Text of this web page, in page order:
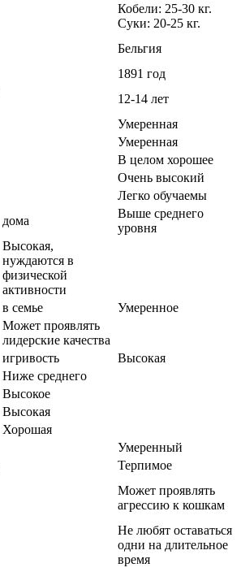
Кобели: 25-30 кг.
Суки: 20-25 кг.
Бельгия
1891 год
12-14 лет
Умеренная
Умеренная
В целом хорошее
Очень высокий
Легко обучаемы
дома
Выше среднего
уровня
Высокая,
нуждаются в
физической
активности
в семье
Умеренное
Может проявлять
лидерские качества
игривость
Высокая
Ниже среднего
Высокое
Высокая
Хорошая
Умеренный
Терпимое
Может проявлять
агрессию к кошкам
Не любят оставаться
одни на длительное
время